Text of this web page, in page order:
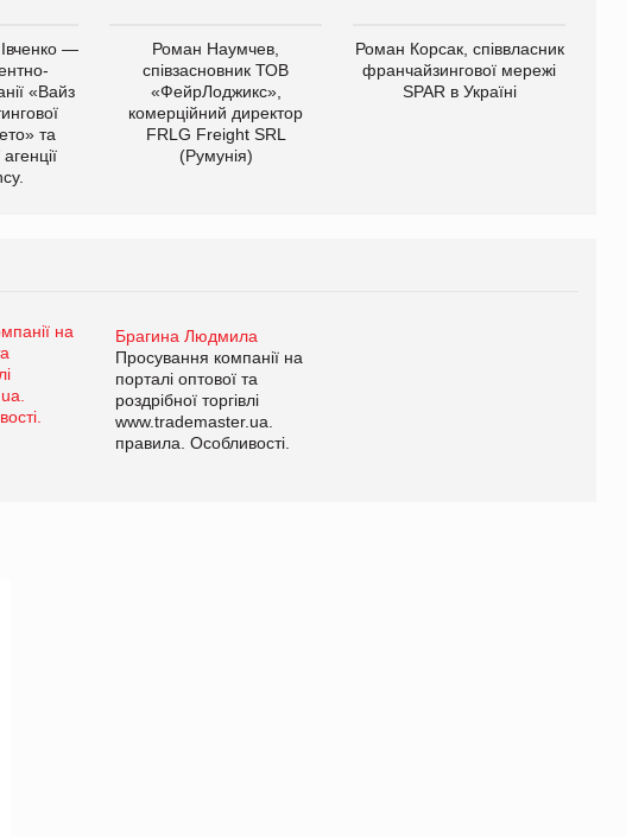
—
«Вайз
та
Роман Наумчев,
співзасновник ТОВ
«ФейрЛоджикс»,
комерційний директор
FRLG Freight SRL
(Румунія)
Роман Корсак, співвласник
франчайзингової мережі
SPAR в Україні
Брагина Людмила
Просування компанії на
порталі оптової та
роздрібної торгівлі
www.trademaster.ua.
правила. Особливості.